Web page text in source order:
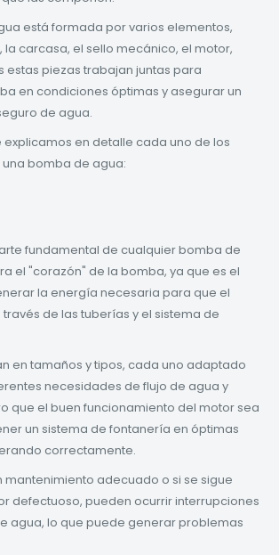
está formada por varios elementos,
, la carcasa, el sello mecánico, el motor,
estas piezas trabajan juntas para
en condiciones óptimas y asegurar un
de agua.
explicamos en detalle cada uno de los
bomba de agua:
fundamental de cualquier bomba de
el "corazón" de la bomba, ya que es el
la energía necesaria para que el
de las tuberías y el sistema de
en tamaños y tipos, cada uno adaptado
necesidades de flujo de agua y
que el buen funcionamiento del motor sea
un sistema de fontanería en óptimas
correctamente.
mantenimiento adecuado o si se sigue
defectuoso, pueden ocurrir interrupciones
agua, lo que puede generar problemas